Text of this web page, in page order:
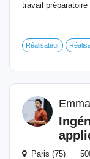
travail
Réalisateur
Paris (75)